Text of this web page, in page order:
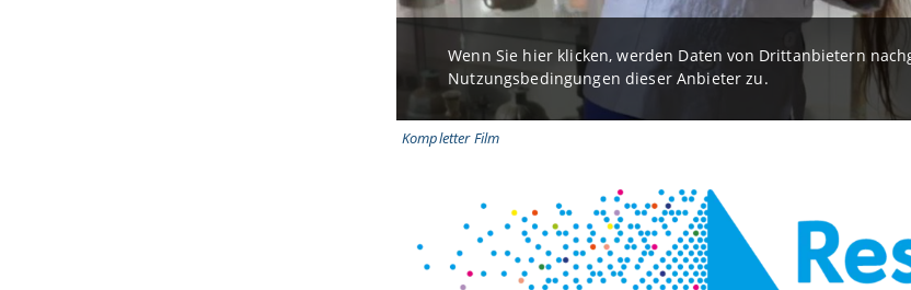
Wenn Sie hier klicken, werden Daten von Drittanbietern
Nutzungsbedingungen dieser Anbieter zu.
Kompletter Film